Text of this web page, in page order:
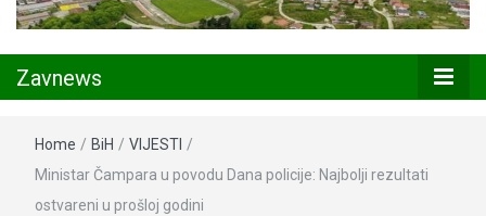
Zavnews
Home / BiH / VIJESTI /
Ministar Čampara u povodu Dana policije: Najbolji rezultati
ostvareni u prošloj godini